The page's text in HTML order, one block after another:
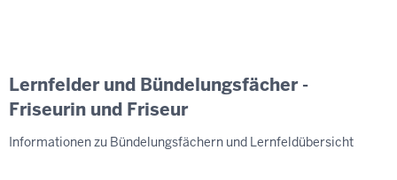
Lernfelder und Bündelungsfächer -
Friseurin und Friseur
Informationen zu Bündelungsfächern und Lernfeldübersicht